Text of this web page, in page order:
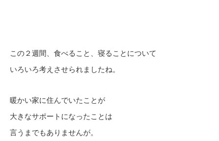
この２週間、食べること、寝ることについて
いろいろ考えさせられましたね。
暖かい家に住んでいたことが
大きなサポートになったことは
言うまでもありませんが。